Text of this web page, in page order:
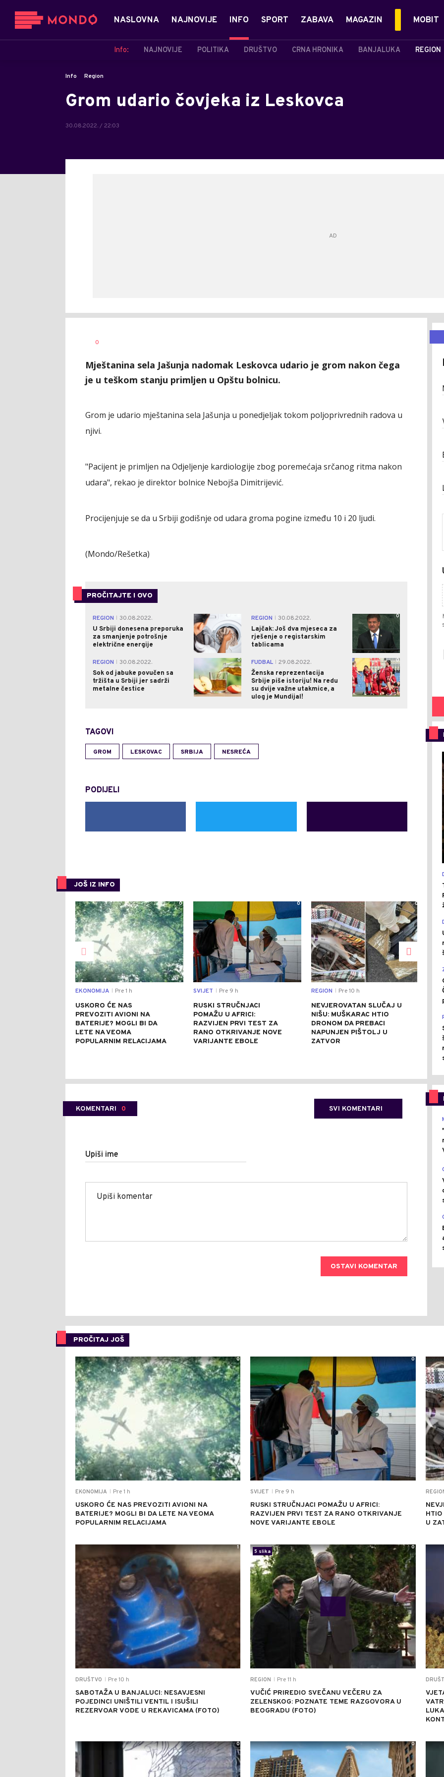
NASLOVNA NAJNOVIJE INFO
Info: NAJNOVIJE POLITIKA DRUŠTVO CRNA HRONIKA BANJALUKA REGION
SPORT ZABAVA MAGAZIN MOBIT
Info Region
Grom udario čovjeka iz Leskovca
30.08.2022. / 22:03
AUTOR
0
Mještanina sela Jašunja nadomak Leskovca udario je grom nakon čega
je u teškom stanju primljen u Opštu bolnicu.
Grom je udario mještanina sela Jašunja u ponedjeljak tokom poljoprivrednih radova u
njivi.
"Pacijent je primljen na Odjeljenje kardiologije zbog poremećaja srčanog ritma nakon
udara", rekao je direktor bolnice Nebojša Dimitrijević.
Procijenjuje se da u Srbiji godišnje od udara groma pogine između 10 i 20 ljudi.
(Mondo/Rešetka)
PROČITAJTE I OVO
REGION
30.08.2022.
U Srbiji donesena preporuka
za smanjenje potrošnje
električne energije
REGION
30.08.2022.
Lajčak: Još dva mjeseca za
rješenje o registarskim
tablicama
0
REGION
30.08.2022.
Sok od jabuke povučen sa
tržišta u Srbiji jer sadrži
metalne čestice
0 FUDBAL
29.08.2022.
Ženska reprezentacija
Srbije piše istoriju! Na redu
su dvije važne utakmice, a
ulog je Mundijal!
0
TAGOVI
GROM LESKOVAC SRBIJA NESREĆA
PODIJELI
JOŠ IZ INFO
0
EKONOMIJA Pre 1 h
USKORO ĆE NAS
PREVOZITI AVIONI NA
BATERIJE? MOGLI BI DA
LETE NA VEOMA
POPULARNIM RELACIJAMA
0
SVIJET Pre 9 h
RUSKI STRUČNJACI
POMAŽU U AFRICI:
RAZVIJEN PRVI TEST ZA
RANO OTKRIVANJE NOVE
VARIJANTE EBOLE
0
REGION Pre 10 h
NEVJEROVATAN SLUČAJ U
NIŠU: MUŠKARAC HTIO
DRONOM DA PREBACI
NAPUNJEN PIŠTOLJ U
ZATVOR
KOMENTARI 0 SVI KOMENTARI
Upiši ime
OSTAVI KOMENTAR
PROČITAJ JOŠ
EKONOMIJA Pre 1 h
USKORO ĆE NAS PREVOZITI AVIONI NA
BATERIJE? MOGLI BI DA LETE NA VEOMA
POPULARNIM RELACIJAMA
0
SVIJET Pre 9 h
RUSKI STRUČNJACI POMAŽU U AFRICI:
RAZVIJEN PRVI TEST ZA RANO OTKRIVANJE
NOVE VARIJANTE EBOLE
0
U
DRUŠTVO Pre 10 h
SABOTAŽA U BANJALUCI: NESAVJESNI
POJEDINCI UNIŠTILI VENTIL I ISUŠILI
REZERVOAR VODE U REKAVICAMA (FOTO)
1
REGION Pre 11 h
VUČIĆ PRIREDIO SVEČANU VEČERU ZA
ZELENSKOG: POZNATE TEME RAZGOVORA U
BEOGRADU (FOTO)
5 slika
0
0 0